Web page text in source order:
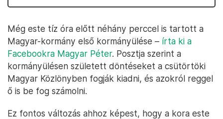
Még este tíz óra előtt néhány perccel is tartott a
Magyar-kormány első kormányülése – írta ki a
Facebookra Magyar Péter. Posztja szerint a
kormányülésen született döntéseket a csütörtöki
Magyar Közlönyben fogják kiadni, és azokról reggel
ő is be fog számolni.
Ez fontos változás ahhoz képest, hogy a kora este